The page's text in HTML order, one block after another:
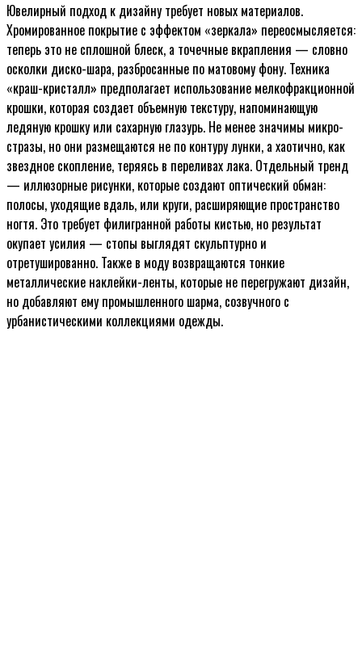
Ювелирный подход к дизайну требует новых материалов.
Хромированное покрытие с эффектом «зеркала» переосмысляется:
теперь это не сплошной блеск, а точечные вкрапления — словно
осколки диско-шара, разбросанные по матовому фону. Техника
«краш-кристалл» предполагает использование мелкофракционной
крошки, которая создает объемную текстуру, напоминающую
ледяную крошку или сахарную глазурь. Не менее значимы микро-
стразы, но они размещаются не по контуру лунки, а хаотично, как
звездное скопление, теряясь в переливах лака. Отдельный тренд
— иллюзорные рисунки, которые создают оптический обман:
полосы, уходящие вдаль, или круги, расширяющие пространство
ногтя. Это требует филигранной работы кистью, но результат
окупает усилия — стопы выглядят скульптурно и
отретушированно. Также в моду возвращаются тонкие
металлические наклейки-ленты, которые не перегружают дизайн,
но добавляют ему промышленного шарма, созвучного с
урбанистическими коллекциями одежды.